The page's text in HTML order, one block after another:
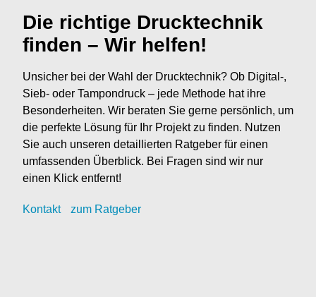
Die richtige Drucktechnik
finden – Wir helfen!
Unsicher bei der Wahl der Drucktechnik? Ob Digital-,
Sieb- oder Tampondruck – jede Methode hat ihre
Besonderheiten. Wir beraten Sie gerne persönlich, um
die perfekte Lösung für Ihr Projekt zu finden. Nutzen
Sie auch unseren detaillierten Ratgeber für einen
umfassenden Überblick. Bei Fragen sind wir nur
einen Klick entfernt!
Kontakt zum Ratgeber